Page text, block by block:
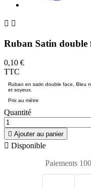
 
Ruban Satin double
0,10 €
TTC
Ruban en satin double face, Bleu
et soyeux.
Prix au mètre
Quantité
 Ajouter au panier
 Disponible
Paiements